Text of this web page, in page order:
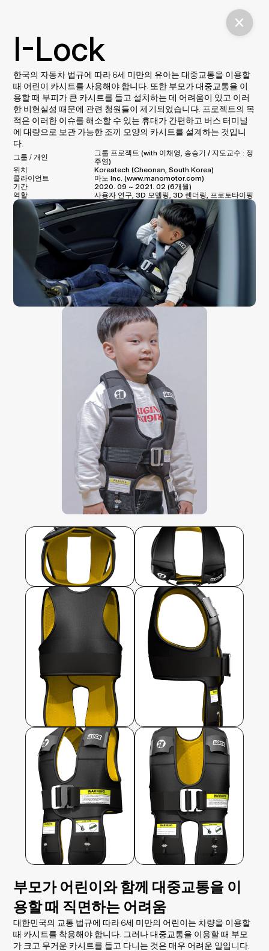
I-Lock
한국의 자동차 법규에 따라 6세 미만의 유아는 대중교통을 이용할
때 어린이 카시트를 사용해야 합니다. 또한 부모가 대중교통을 이
용할 때 부피가 큰 카시트를 들고 설치하는 데 어려움이 있고 이러
한 비현실성 때문에 관련 청원들이 제기되었습니다. 프로젝트의 목
적은 이러한 이슈를 해소할 수 있는 휴대가 간편하고 버스 터미널
에 대량으로 보관 가능한 조끼 모양의 카시트를 설계하는 것입니
다.
그룹 / 개인
그룹 프로젝트 (with 이채영, 송승기 / 지도교수 : 정
주영)
위치
Koreatech (Cheonan, South Korea)
클라이언트
마노 Inc. (www.manomotor.com)
기간
2020. 09 ~ 2021. 02 (6개월)
역할
사용자 연구, 3D 모델링, 3D 렌더링, 프로토타이핑
부모가 어린이와 함께 대중교통을 이
용할 때 직면하는 어려움
대한민국의 교통 법규에 따라 6세 미만의 어린이는 차량을 이용할
때 카시트를 착용해야 합니다. 그러나 대중교통을 이용할 때 부모
가 크고 무거운 카시트를 들고 다니는 것은 매우 어려운 일입니다.